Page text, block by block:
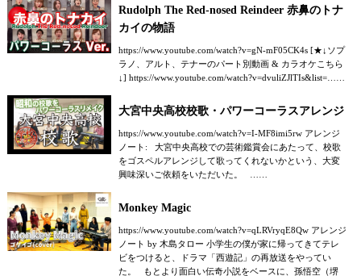
Rudolph The Red-nosed Reindeer 赤鼻のトナ
カイの物語
https://www.youtube.com/watch?v=gN-mF05CK4s [★↓ソプ
ラノ、アルト、テナーのパート別動画 & カラオケこちら
↓] https://www.youtube.com/watch?v=dvuliZJlTIs&list=……
大宮中央高校校歌・パワーコーラスアレンジ
https://www.youtube.com/watch?v=I-MF8imi5rw アレンジ
ノート: 大宮中央高校での芸術鑑賞会にあたって、校歌
をゴスペルアレンジして歌ってくれないかという、大変
興味深いご依頼をいただいた。 ……
Monkey Magic
https://www.youtube.com/watch?v=qLRVryqE8Qw アレンジ
ノート by 木島タロー 小学生の僕が家に帰ってきてテレ
ビをつけると、ドラマ「西遊記」の再放送をやってい
た。 もとより面白い伝奇小説をベースに、孫悟空（堺